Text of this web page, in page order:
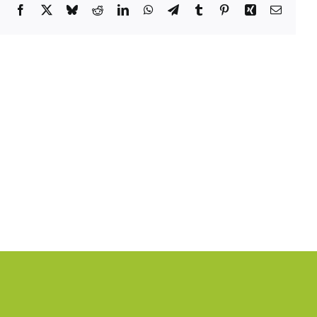
Facebook
X BlueskyRedditLinkedInWhatsApp
TelegramTumblr PinterestXing Email